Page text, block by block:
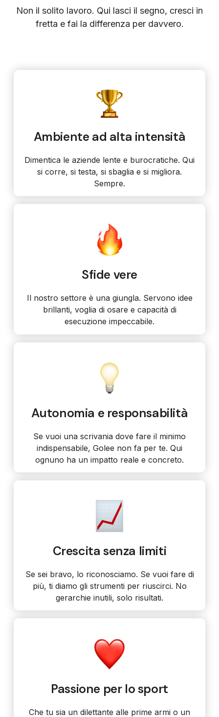
Non il solito lavoro. Qui lasci il segno, cresci in
fretta e fai la differenza per davvero.
Ambiente ad alta intensità
Dimentica le aziende lente e burocratiche. Qui
si corre, si testa, si sbaglia e si migliora.
Sempre.
Sfide vere
Il nostro settore è una giungla. Servono idee
brillanti, voglia di osare e capacità di
esecuzione impeccabile.
Autonomia e responsabilità
Se vuoi una scrivania dove fare il minimo
indispensabile, Golee non fa per te. Qui
ognuno ha un impatto reale e concreto.
Crescita senza limiti
Se sei bravo, lo riconosciamo. Se vuoi fare di
più, ti diamo gli strumenti per riuscirci. No
gerarchie inutili, solo risultati.
Passione per lo sport
Che tu sia un dilettante alle prime armi o un